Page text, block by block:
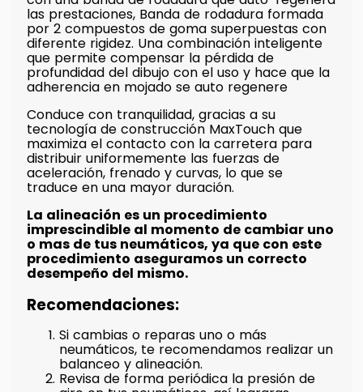
las prestaciones, Banda de rodadura formada
por 2 compuestos de goma superpuestas con
diferente rigidez. Una combinación inteligente
que permite compensar la pérdida de
profundidad del dibujo con el uso y hace que la
adherencia en mojado se auto regenere
Conduce con tranquilidad, gracias a su
tecnología de construcción MaxTouch que
maximiza el contacto con la carretera para
distribuir uniformemente las fuerzas de
aceleración, frenado y curvas, lo que se
traduce en una mayor duración.
La alineación es un procedimiento
imprescindible al momento de cambiar uno
o mas de tus neumáticos, ya que con este
procedimiento aseguramos un correcto
desempeño del mismo.
Recomendaciones:
Si cambias o reparas uno o más
neumáticos, te recomendamos realizar un
balanceo y alineación.
Revisa de forma periódica la presión de